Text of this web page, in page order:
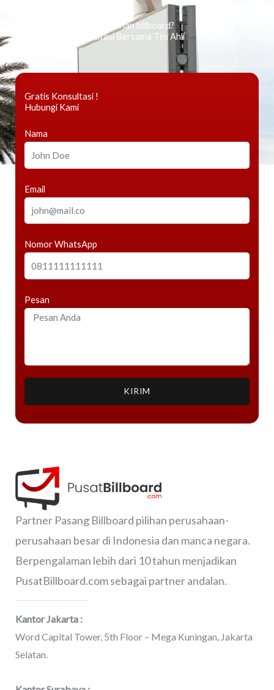
Ingin tahu tentang periklanan billboard?
Kami Berikan Konsultasi Bersama Tim Ahli
Gratis Konsultasi !
Hubungi Kami
Nama
Email
Nomor WhatsApp
Pesan
KIRIM
Partner Pasang Billboard pilihan perusahaan-
perusahaan besar di Indonesia dan manca negara.
Berpengalaman lebih dari 10 tahun menjadikan
PusatBillboard.com sebagai partner andalan.
Kantor Jakarta :
Word Capital Tower, 5th Floor – Mega Kuningan, Jakarta
Selatan.